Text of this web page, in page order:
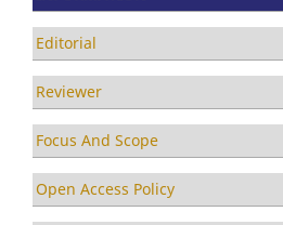
Editorial
Reviewer
Focus And Scope
Open Access Policy